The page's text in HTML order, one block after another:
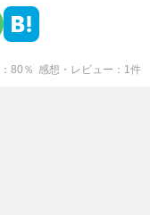
80 ％ 感想・レビュー 1件